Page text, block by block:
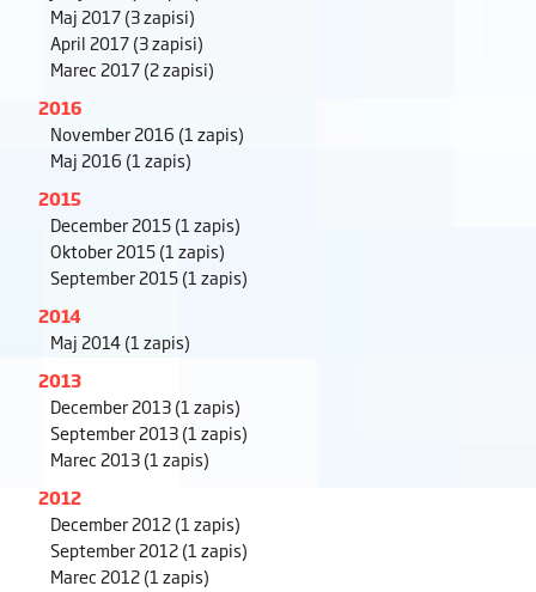
Maj 2017(3 zapisi)
April 2017(3 zapisi)
Marec 2017(2 zapisi)
2016
November 2016 (1 zapis)
Maj 2016 (1 zapis)
2015
December 2015(1 zapis)
Oktober 2015(1 zapis)
September 2015(1 zapis)
2014
Maj 2014(1 zapis)
2013
December 2013(1 zapis)
September 2013(1 zapis)
Marec 2013(1 zapis)
2012
December 2012(1 zapis)
September 2012(1 zapis)
Marec 2012(1 zapis)